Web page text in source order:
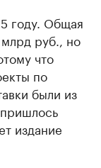
году. Общая
млрд руб., но
что
по
были из
издание